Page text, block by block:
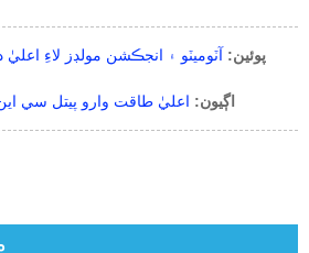
پوئين: آٽوميٽو ۽ انجڪشن مولڊز لاءِ
اڳيون: اعليٰ طاقت وارو پيتل سي